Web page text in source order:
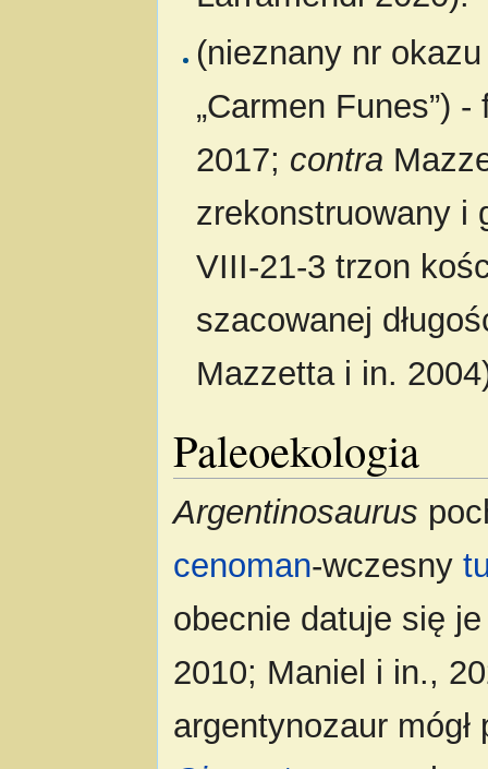
(nieznany nr
„Carmen Funes”)
2017; contra
zrekonstruowany i
VIII-21-3 trzon
szacowanej
Mazzetta i in.
Paleoekologia
Argentinosaurus
cenoman-wczesny
obecnie datuje się
2010; Maniel i in.,
argentynozaur